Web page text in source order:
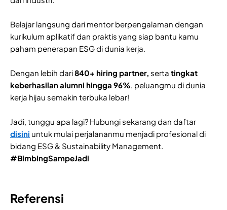
Belajar langsung dari mentor berpengalaman dengan
kurikulum aplikatif dan praktis yang siap bantu kamu
paham penerapan ESG di dunia kerja.
Dengan lebih dari840+ hiring partner, serta tingkat
keberhasilan alumni hingga 96% , peluangmu di dunia
kerja hijau semakin terbuka lebar!
Jadi, tunggu apa lagi? Hubungi sekarang dan daftar
disini untuk mulai perjalananmu menjadi profesional di
bidang ESG & Sustainability Management.
#BimbingSampeJadi
Referensi